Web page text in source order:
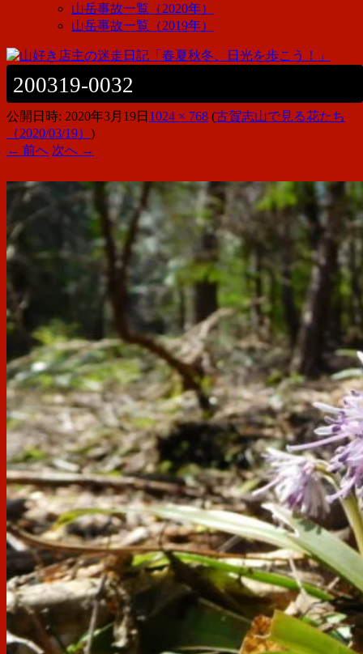
山岳事故一覧（2020年）
山岳事故一覧（2019年）
200319-0032
公開日時: 2020年3月19日 1024 × 768 (古賀志山で見る花たち
（2020/03/19） )
← 前へ 次へ →